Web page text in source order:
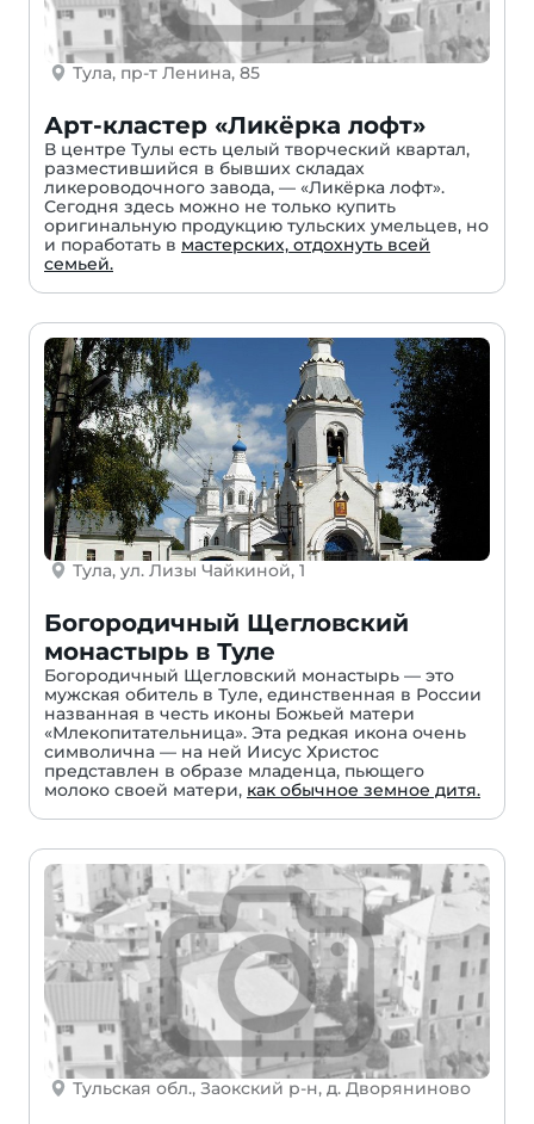
Тула, пр-т Ленина, 85
Арт-кластер «Ликёрка лофт»
В центре Тулы есть целый творческий квартал,
разместившийся в бывших складах
ликероводочного завода, — «Ликёрка лофт».
Сегодня здесь можно не только купить
оригинальную продукцию тульских умельцев, но
и поработать в мастерских, отдохнуть всей
семьей.
Тула, ул. Лизы Чайкиной, 1
Богородичный Щегловский
монастырь в Туле
Богородичный Щегловский монастырь — это
мужская обитель в Туле, единственная в России
названная в честь иконы Божьей матери
«Млекопитательница». Эта редкая икона очень
символична — на ней Иисус Христос
представлен в образе младенца, пьющего
молоко своей матери, как обычное земное дитя.
Тульская обл., Заокский р-н, д. Дворяниново